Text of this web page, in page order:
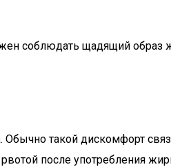
соблюдать щадящий
такой дискомфорт
после употребления